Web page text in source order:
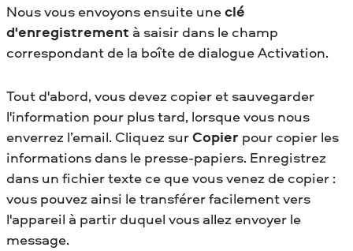
Nous vous envoyons ensuite uneclé
d'enregistrement à saisir dans le champ
correspondant de la boîte de dialogue Activation.
Tout d'abord, vous devez copier et sauvegarder
l'information pour plus tard, lorsque vous nous
enverrez l’email. Cliquez surCopier pour copier les
informations dans le presse-papiers. Enregistrez
dans un fichier texte ce que vous venez de copier :
vous pouvez ainsi le transférer facilement vers
l'appareil à partir duquel vous allez envoyer le
message.